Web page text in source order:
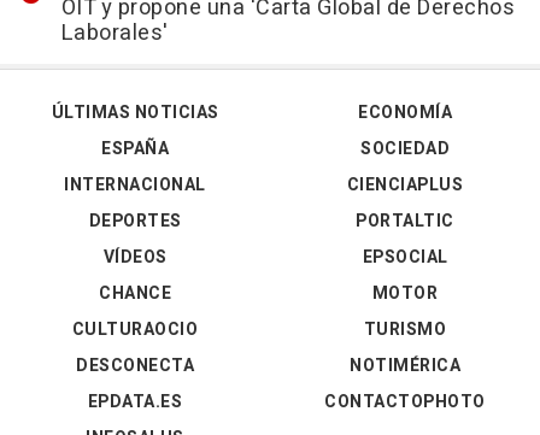
OIT y propone una 'Carta Global de Derechos
Laborales'
ÚLTIMAS NOTICIAS
ESPAÑA
INTERNACIONAL
DEPORTES
VÍDEOS
ECONOMÍA
SOCIEDAD
CIENCIAPLUS
PORTALTIC
EPSOCIAL
CHANCE
CULTURAOCIO
DESCONECTA
EPDATA.ES
MOTOR
TURISMO
NOTIMÉRICA
CONTACTOPHOTO